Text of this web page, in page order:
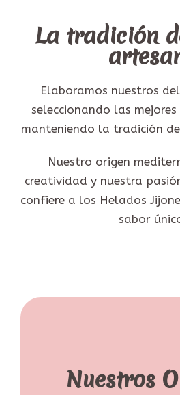
La tradición
Elaboramos nuestros
seleccionando las
manteniendo la tradición
Nuestro origen
creatividad y nuestra
confiere a los Helados
sabor
Nuestros